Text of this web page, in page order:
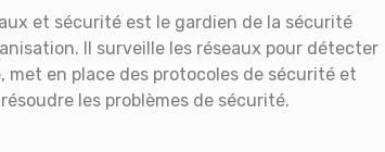
et sécurité est le gardien de la sécurité
Il surveille les réseaux pour détecter
en place des protocoles de sécurité et
les problèmes de sécurité.